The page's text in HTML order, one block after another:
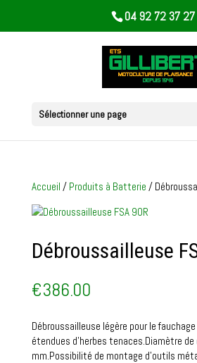
04 92 72 37 27
Sélectionner une page
Accueil / Produits à Batterie /
Débroussailleuse
€386.00
Débroussailleuse légère pour le
étendues d’herbes tenaces.Diamètre
mm.Possibilité de montage d’outils